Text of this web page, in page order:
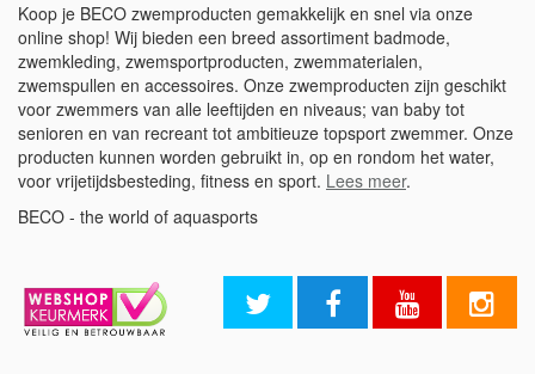
Koop je BECO zwemproducten gemakkelijk en snel via onze
online shop! Wij bieden een breed assortiment badmode,
zwemkleding, zwemsportproducten, zwemmaterialen,
zwemspullen en accessoires. Onze zwemproducten zijn geschikt
voor zwemmers van alle leeftijden en niveaus; van baby tot
senioren en van recreant tot ambitieuze topsport zwemmer. Onze
producten kunnen worden gebruikt in, op en rondom het water,
voor vrijetijdsbesteding, fitness en sport. Lees meer.
BECO - the world of aquasports